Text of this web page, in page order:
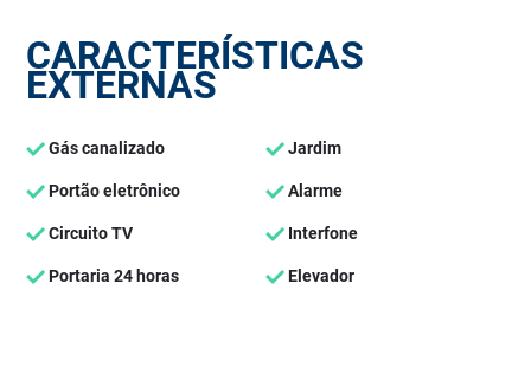
CARACTERÍSTICAS
EXTERNAS
Gás canalizado Jardim
Portão eletrônico Alarme
Circuito TV Interfone
Portaria 24 horas Elevador